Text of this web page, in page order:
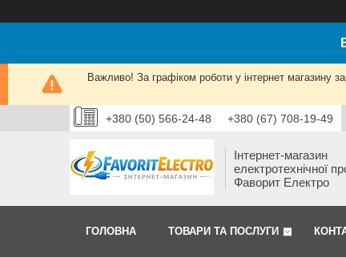
Важливо! За графіком роботи у інтернет магазину
+380 (50) 566-24-48 +380 (67) 708-19-49
Інтернет-магазин
електротехнічної
Фаворит Електро
ГОЛОВНА ТОВАРИ ТА ПОСЛУГИ